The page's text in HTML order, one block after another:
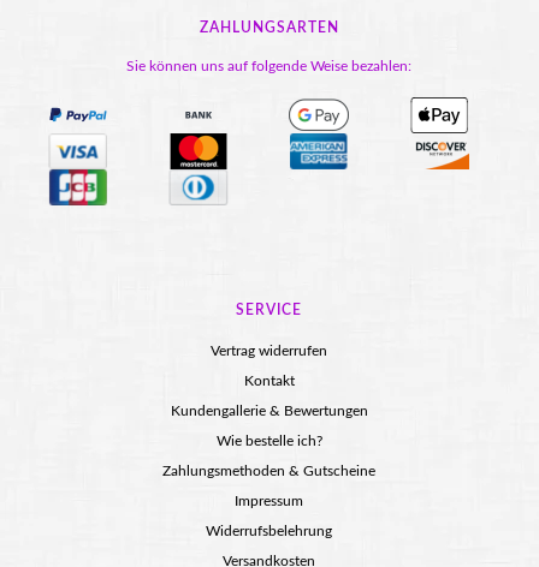
ZAHLUNGSARTEN
Sie können uns auf folgende Weise bezahlen:
SERVICE
Vertrag widerrufen
Kontakt
Kundengallerie & Bewertungen
Wie bestelle ich?
Zahlungsmethoden & Gutscheine
Impressum
Widerrufsbelehrung
Versandkosten